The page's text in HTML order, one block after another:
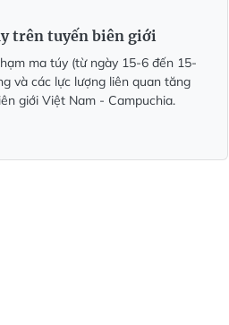
trên tuyến biên giới
ma túy (từ ngày 15-6 đến 15-
và các lực lượng liên quan tăng
giới Việt Nam - Campuchia.